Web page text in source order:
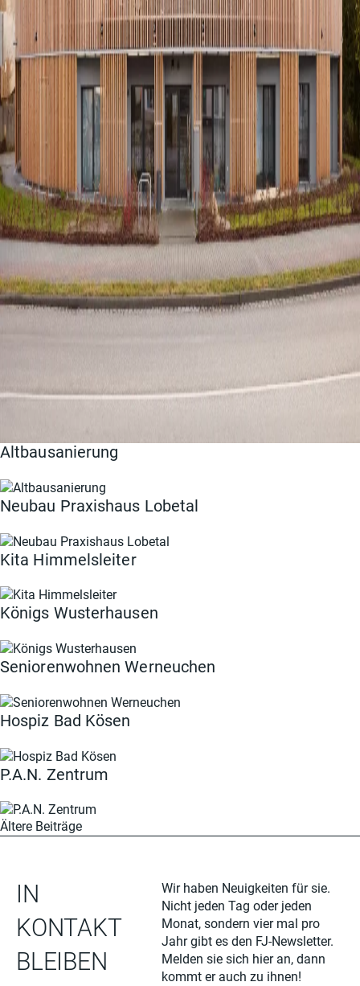
Altbausanierung
Neubau Praxishaus Lobetal
Kita Himmelsleiter
Königs Wusterhausen
Seniorenwohnen Werneuchen
Hospiz Bad Kösen
P.A.N. Zentrum
Ältere Beiträge
IN
KONTAKT
BLEIBEN
Wir haben Neuigkeiten für sie.
Nicht jeden Tag oder jeden
Monat, sondern vier mal pro
Jahr gibt es den FJ-Newsletter.
Melden sie sich hier an, dann
kommt er auch zu ihnen!